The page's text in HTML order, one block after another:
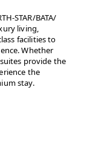
STAR/BATA/
living,
facilities to
Whether
provide the
the
stay.